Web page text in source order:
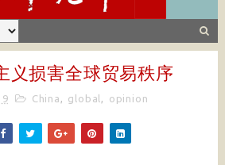
义损害全球贸易秩序
China , global , opinion